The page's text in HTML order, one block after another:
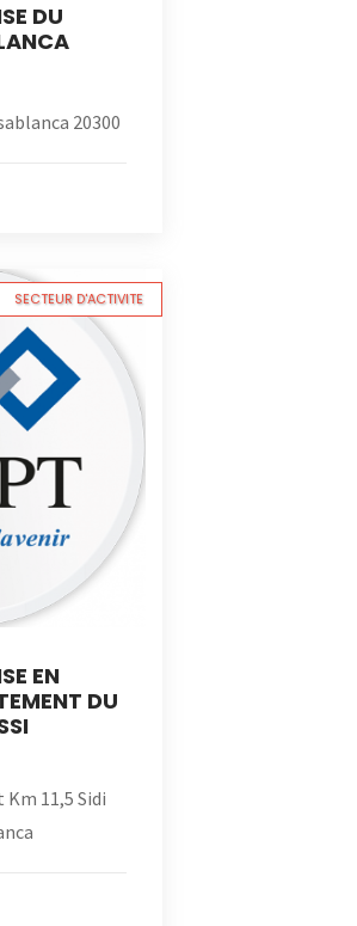
DU
20300
SECTEUR D'ACTIVITE
EN
DU
11,5 Sidi